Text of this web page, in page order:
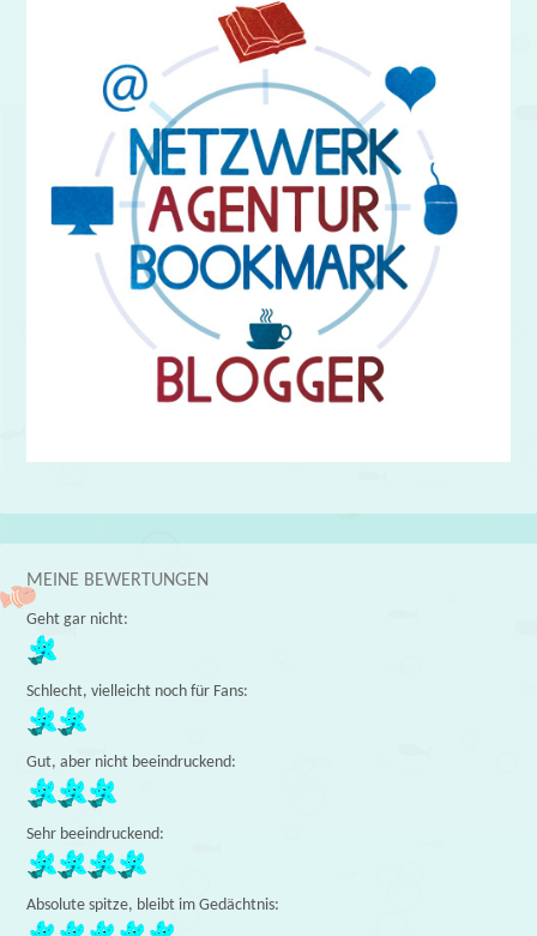
MEINE BEWERTUNGEN
Geht gar nicht:
Schlecht, vielleicht noch für Fans:
Gut, aber nicht beeindruckend:
Sehr beeindruckend:
Absolute spitze, bleibt im Gedächtnis: